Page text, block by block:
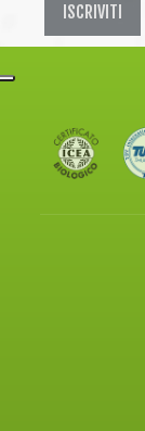
ISCRIVITI